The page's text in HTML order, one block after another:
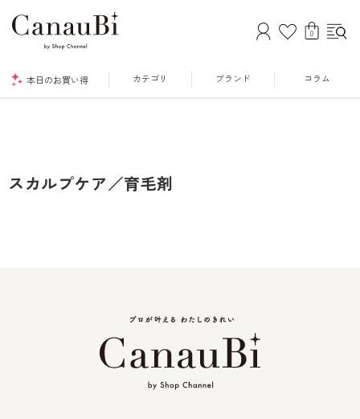
0
本日のお買い得 カテゴリ ブランド コラム
スカルプケア／育毛剤